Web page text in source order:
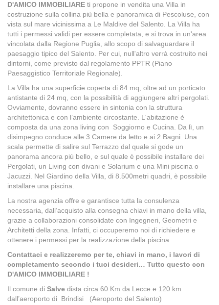
D'AMICO IMMOBILIARE ti propone in vendita una Villa in
costruzione sulla collina più bella e panoramica di Pescoluse, con
vista sul mare vicinissima a Le Maldive del Salento. La Villa ha
tutti i permessi validi per essere completata, e si trova in un'area
vincolata dalla Regione Puglia, allo scopo di salvaguardare il
paesaggio tipico del Salento. Per cui, null'altro verrà costruito nei
dintorni, come previsto dal regolamento PPTR (Piano
Paesaggistico Territoriale Regionale).
La Villa ha una superficie coperta di 84 mq, oltre ad un porticato
antistante di 24 mq, con la possibilità di aggiungere altri pergolati.
Ovviamente, dovranno essere in sintonia con la struttura
architettonica e con l’ambiente circostante. L'abitazione è
composta da una zona living con Soggiorno e Cucina. Da lì, un
disimpegno conduce alle 3 Camere da letto e ai 2 Bagni. Una
scala permette di salire sul Terrazzo dal quale si gode un
panorama ancora più bello, e sul quale è possibile installare dei
Pergolati, un Living con divani e Solarium e una Mini piscina o
Jacuzzi. Nel Giardino della Villa, di 8.500metri quadri, è possibile
installare una piscina.
La nostra agenzia offre e garantisce tutta la consulenza
necessaria, dall’acquisto alla consegna chiavi in mano della villa,
grazie a collaborazioni consolidate con Ingegneri, Geometri e
Architetti della zona. Infatti, ci occuperemo noi di richiedere e
ottenere i permessi per la realizzazione della piscina.
Contattaci e realizzeremo per te, chiavi in mano, i lavori di
completamento secondo i tuoi desideri… Tutto questo con
D'AMICO IMMOBILIARE !
Il comune di Salve dista circa 60 Km da Lecce e 120 km
dall’aeroporto di Brindisi (Aeroporto del Salento)